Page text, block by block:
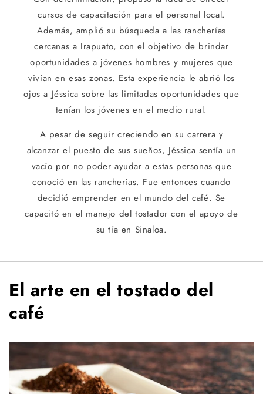
cursos de capacitación para el personal local.
Además, amplió su búsqueda a las rancherías
cercanas a Irapuato, con el objetivo de brindar
oportunidades a jóvenes hombres y mujeres que
vivían en esas zonas. Esta experiencia le abrió los
ojos a Jéssica sobre las limitadas oportunidades que
tenían los jóvenes en el medio rural.
A pesar de seguir creciendo en su carrera y
alcanzar el puesto de sus sueños, Jéssica sentía un
vacío por no poder ayudar a estas personas que
conoció en las rancherías. Fue entonces cuando
decidió emprender en el mundo del café. Se
capacitó en el manejo del tostador con el apoyo de
su tía en Sinaloa.
El arte en el tostado del
café